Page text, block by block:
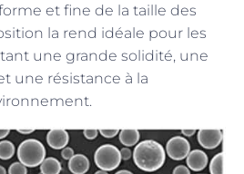
et fine de la taille des
la rend idéale pour les
une grande solidité, une
une résistance à la